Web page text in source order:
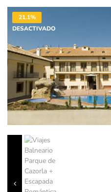
21.1%
DESACTIVADO